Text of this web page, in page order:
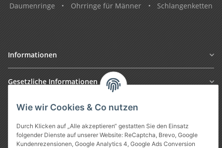
Wie wir Cookies & Co nutzen
Durch Klicken auf „Alle akzeptieren“ gestatten Sie den Einsatz
folgender Dienste auf unserer Website: ReCaptcha, Brevo, Google
Kundenrezensionen, Google Analytics 4, Google Ads Conversion
Daumenringe
• Ohrringe für Männer • Schlangenketten
Informationen
Gesetzliche Informationen